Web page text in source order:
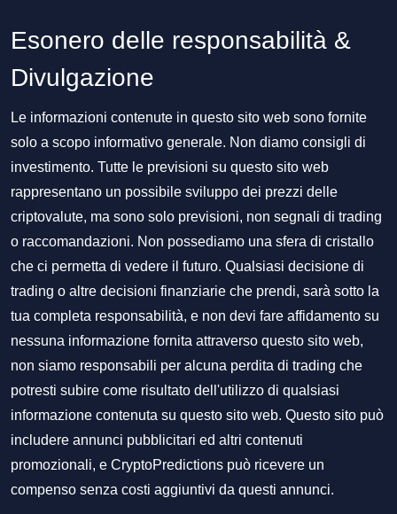
Esonero delle responsabilità &
Divulgazione
Le informazioni contenute in questo sito web sono fornite
solo a scopo informativo generale. Non diamo consigli di
investimento. Tutte le previsioni su questo sito web
rappresentano un possibile sviluppo dei prezzi delle
criptovalute, ma sono solo previsioni, non segnali di trading
o raccomandazioni. Non possediamo una sfera di cristallo
che ci permetta di vedere il futuro. Qualsiasi decisione di
trading o altre decisioni finanziarie che prendi, sarà sotto la
tua completa responsabilità, e non devi fare affidamento su
nessuna informazione fornita attraverso questo sito web,
non siamo responsabili per alcuna perdita di trading che
potresti subire come risultato dell'utilizzo di qualsiasi
informazione contenuta su questo sito web. Questo sito può
includere annunci pubblicitari ed altri contenuti
promozionali, e CryptoPredictions può ricevere un
compenso senza costi aggiuntivi da questi annunci.